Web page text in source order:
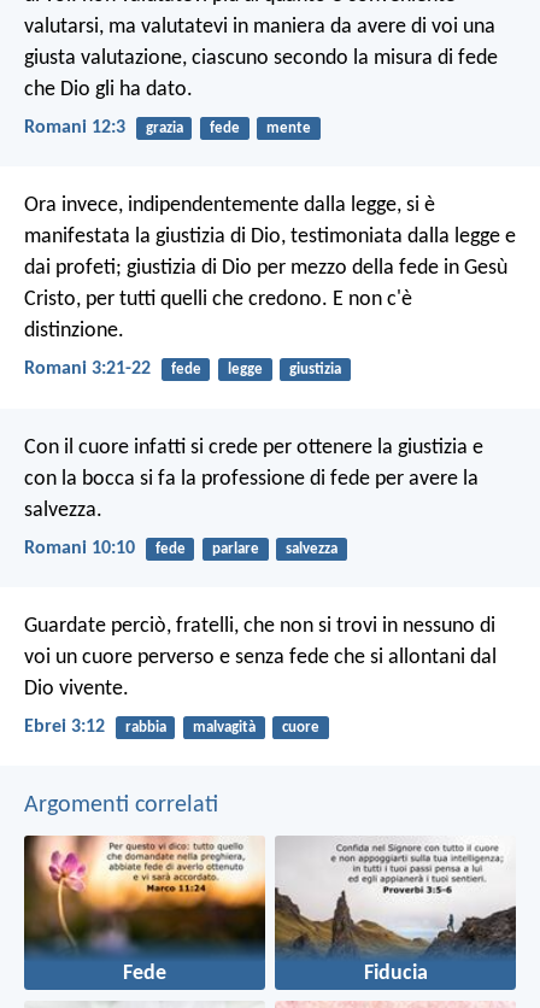
valutarsi, ma valutatevi in maniera da avere di voi una
giusta valutazione, ciascuno secondo la misura di fede
che Dio gli ha dato.
Romani 12:3 grazia fede mente
Ora invece, indipendentemente dalla legge, si è
manifestata la giustizia di Dio, testimoniata dalla legge e
dai profeti; giustizia di Dio per mezzo della fede in Gesù
Cristo, per tutti quelli che credono. E non c'è
distinzione.
Romani 3:21-22 fede legge giustizia
Con il cuore infatti si crede per ottenere la giustizia e
con la bocca si fa la professione di fede per avere la
salvezza.
Romani 10:10 fede parlare salvezza
Guardate perciò, fratelli, che non si trovi in nessuno di
voi un cuore perverso e senza fede che si allontani dal
Dio vivente.
Ebrei 3:12 rabbia malvagità cuore
Argomenti correlati
Fede Fiducia